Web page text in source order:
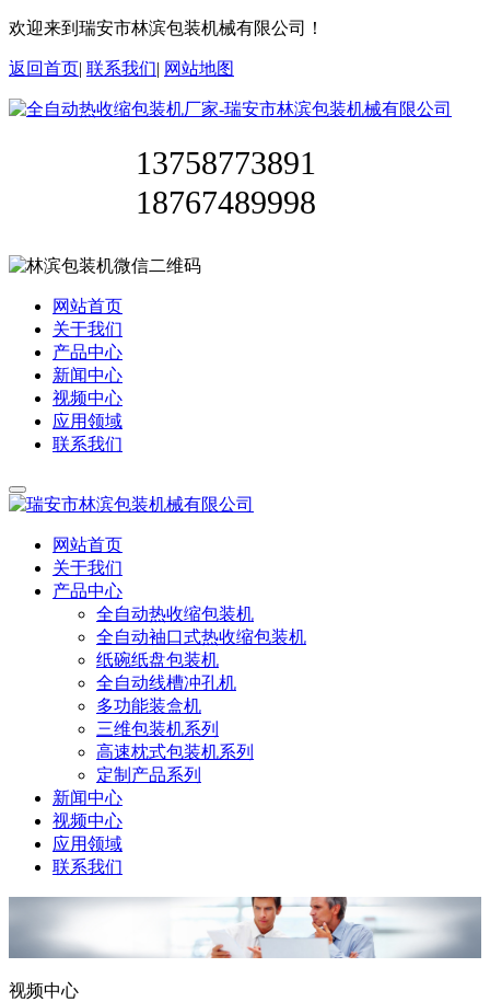
欢迎来到瑞安市林滨包装机械有限公司！
返回首页| 联系我们| 网站地图
13758773891
18767489998
网站首页
关于我们
产品中心
新闻中心
视频中心
应用领域
联系我们
网站首页
关于我们
产品中心
全自动热收缩包装机
全自动袖口式热收缩包装机
纸碗纸盘包装机
全自动线槽冲孔机
多功能装盒机
三维包装机系列
高速枕式包装机系列
定制产品系列
新闻中心
视频中心
应用领域
联系我们
视频中心